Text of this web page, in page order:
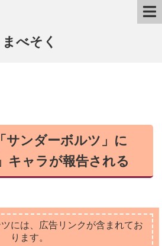
まべそく
サンダーボルツ」に
キャラが報告される
には、広告リンクが含まれてお
ります。